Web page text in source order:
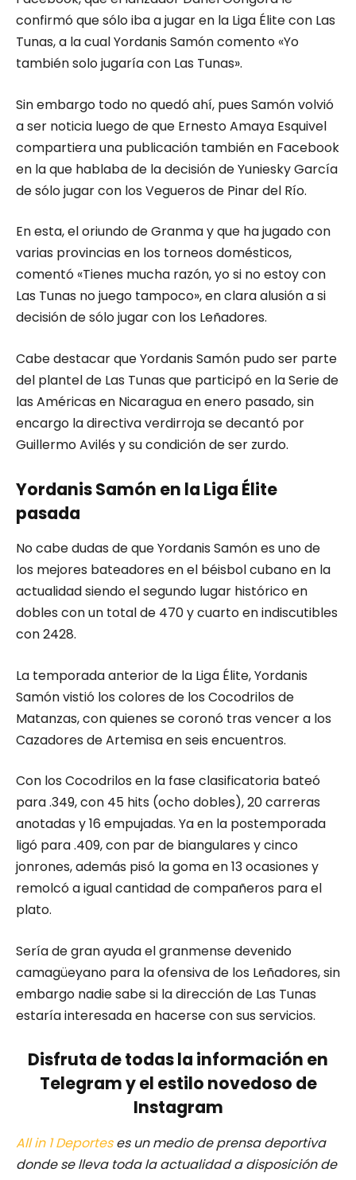
confirmó que sólo iba a jugar en la Liga Élite con Las
Tunas, a la cual Yordanis Samón comento «Yo
también solo jugaría con Las Tunas».
Sin embargo todo no quedó ahí, pues Samón volvió
a ser noticia luego de que Ernesto Amaya Esquivel
compartiera una publicación también en Facebook
en la que hablaba de la decisión de Yuniesky García
de sólo jugar con los Vegueros de Pinar del Río.
En esta, el oriundo de Granma y que ha jugado con
varias provincias en los torneos domésticos,
comentó «Tienes mucha razón, yo si no estoy con
Las Tunas no juego tampoco», en clara alusión a si
decisión de sólo jugar con los Leñadores.
Cabe destacar que Yordanis Samón pudo ser parte
del plantel de Las Tunas que participó en la Serie de
las Américas en Nicaragua en enero pasado, sin
encargo la directiva verdirroja se decantó por
Guillermo Avilés y su condición de ser zurdo.
Yordanis Samón en la Liga Élite
pasada
No cabe dudas de que Yordanis Samón es uno de
los mejores bateadores en el béisbol cubano en la
actualidad siendo el segundo lugar histórico en
dobles con un total de 470 y cuarto en indiscutibles
con 2428.
La temporada anterior de la Liga Élite, Yordanis
Samón vistió los colores de los Cocodrilos de
Matanzas, con quienes se coronó tras vencer a los
Cazadores de Artemisa en seis encuentros.
Con los Cocodrilos en la fase clasificatoria bateó
para .349, con 45 hits (ocho dobles), 20 carreras
anotadas y 16 empujadas. Ya en la postemporada
ligó para .409, con par de biangulares y cinco
jonrones, además pisó la goma en 13 ocasiones y
remolcó a igual cantidad de compañeros para el
plato.
Sería de gran ayuda el granmense devenido
camagüeyano para la ofensiva de los Leñadores, sin
embargo nadie sabe si la dirección de Las Tunas
estaría interesada en hacerse con sus servicios.
Disfruta de todas la información en
Telegram y el estilo novedoso de
Instagram
All in 1 Deporteses un medio de prensa deportiva
donde se lleva toda la actualidad a disposición de